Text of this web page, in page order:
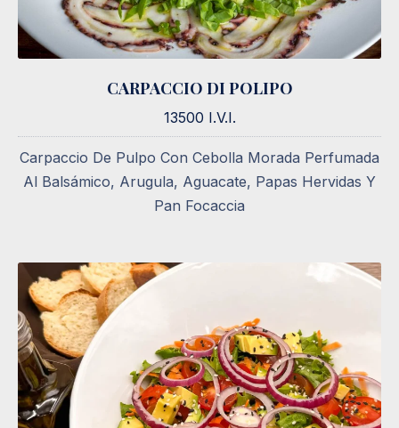
CARPACCIO DI POLIPO
13500 I.V.I.
Carpaccio De Pulpo Con Cebolla Morada Perfumada
Al Balsámico, Arugula, Aguacate, Papas Hervidas Y
Pan Focaccia